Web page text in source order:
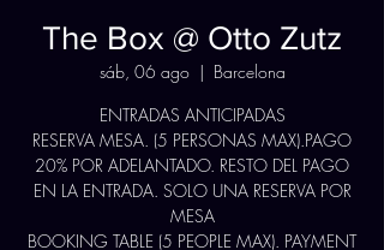
The Box @ Otto Zutz
sáb, 06 ago
  |
Barcelona
ENTRADAS ANTICIPADAS
RESERVA MESA. (5 PERSONAS MAX).PAGO
20% POR ADELANTADO. RESTO DEL PAGO
EN LA ENTRADA. SOLO UNA RESERVA POR
MESA
BOOKING TABLE (5 PEOPLE MAX). PAYMENT